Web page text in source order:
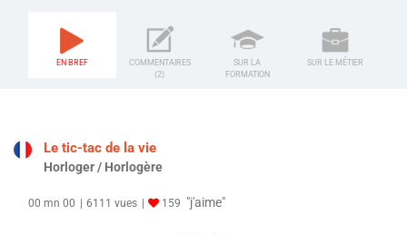
EN BREF
COMMENTAIRES
(2)
SUR LA
FORMATION
SUR LE MÉTIER
Le tic-tac de la vie
Horloger / Horlogère
00 mn 00 6111 vues 159 "j'aime"